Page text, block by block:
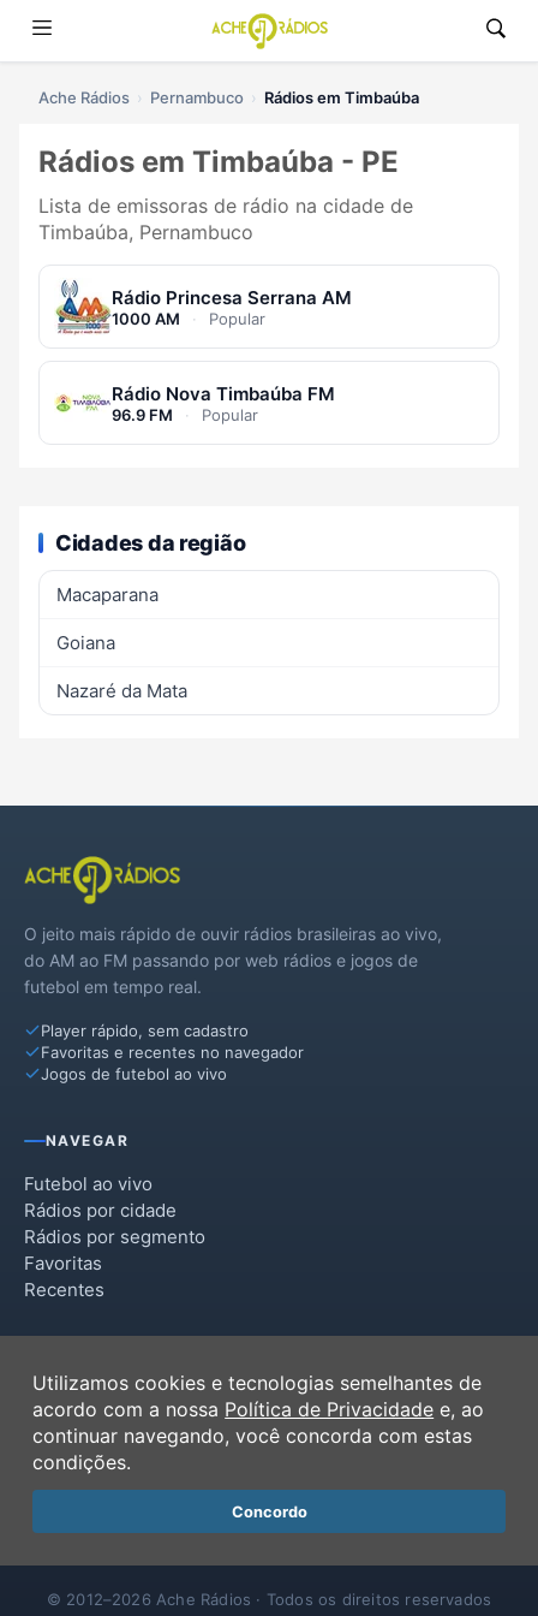
Ache Rádios Pernambuco Rádios em Timbaúba
Rádios em Timbaúba - PE
Lista de emissoras de rádio na cidade de
Timbaúba, Pernambuco
Rádio Princesa Serrana AM
1000 AM · Popular
Rádio Nova Timbaúba FM
96.9 FM · Popular
Cidades da região
Macaparana
Goiana
Nazaré da Mata
O jeito mais rápido de ouvir rádios brasileiras ao vivo,
do AM ao FM passando por web rádios e jogos de
futebol em tempo real.
Player rápido, sem cadastro
Favoritas e recentes no navegador
Jogos de futebol ao vivo
NAVEGAR
Futebol ao vivo
Rádios por cidade
Rádios por segmento
Favoritas
Recentes
Termos de Uso
Política de Privacidade
Ferramentas
Contato
© 2012–2026 Ache Rádios · Todos os direitos reservados
Utilizamos cookies e tecnologias semelhantes de
acordo com a nossa Política de Privacidade e, ao
continuar navegando, você concorda com estas
condições.
Concordo